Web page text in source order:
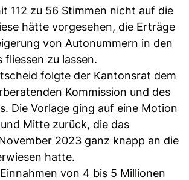
112 zu 56 Stimmen nicht auf die
hätte vorgesehen, die Erträge
von Autonummern in den
fliessen zu lassen.
folgte der Kantonsrat dem
Kommission und des
Die Vorlage ging auf eine Motion
und Mitte zurück, die das
2023 ganz knapp an die
hatte.
von 4 bis 5 Millionen